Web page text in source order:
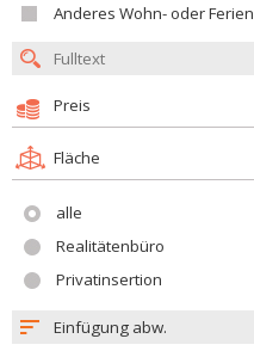
Anderes Wohn- oder Ferienobjekt
Preis
Fläche
alle
Realitätenbüro
Privatinsertion
Einfügung abw.